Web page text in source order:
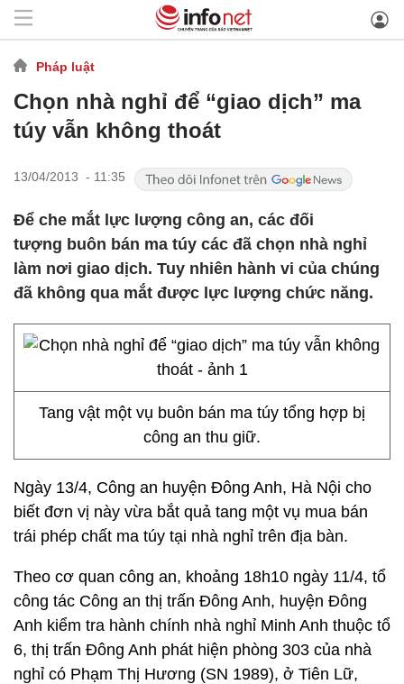
Pháp luật
Chọn nhà nghỉ để “giao dịch” ma
túy vẫn không thoát
13/04/2013 - 11:35
Để che mắt lực lượng công an, các đối
tượng buôn bán ma túy các đã chọn nhà nghỉ
làm nơi giao dịch. Tuy nhiên hành vi của chúng
đã không qua mắt được lực lượng chức năng.
Tang vật một vụ buôn bán ma túy tổng hợp bị
công an thu giữ.
Ngày 13/4, Công an huyện Đông Anh, Hà Nội cho
biết đơn vị này vừa bắt quả tang một vụ mua bán
trái phép chất ma túy tại nhà nghỉ trên địa bàn.
Theo cơ quan công an, khoảng 18h10 ngày 11/4, tổ
công tác Công an thị trấn Đông Anh, huyện Đông
Anh kiểm tra hành chính nhà nghỉ Minh Anh thuộc tổ
6, thị trấn Đông Anh phát hiện phòng 303 của nhà
nghỉ có Phạm Thị Hương (SN 1989), ở Tiên Lữ,